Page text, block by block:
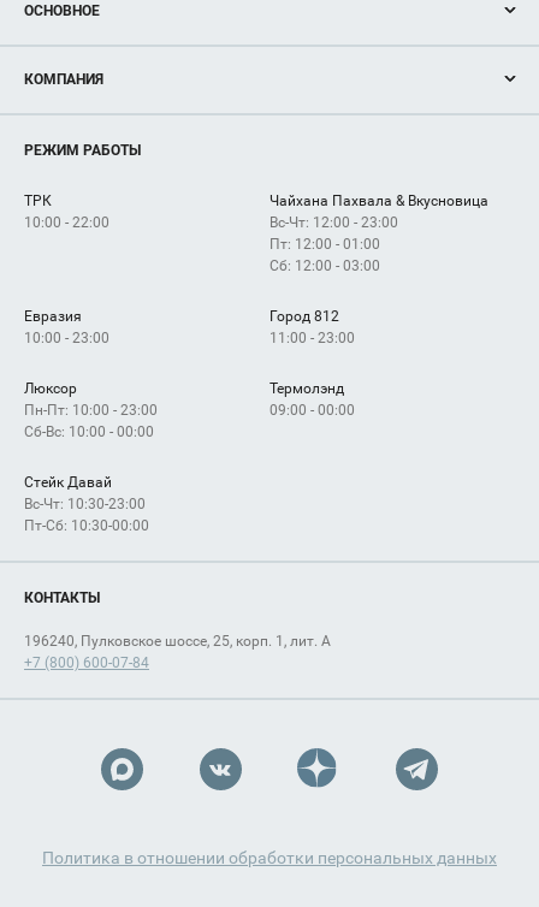
ОСНОВНОЕ
Новости
Магазины
Услуги
КОМПАНИЯ
Рекламодателям
Как добраться
РЕЖИМ РАБОТЫ
ТРК
10:00 - 22:00
Чайхана Пахвала & Вкусновица
Вс-Чт: 12:00 - 23:00
Пт: 12:00 - 01:00
Сб: 12:00 - 03:00
Евразия
10:00 - 23:00
Город 812
11:00 - 23:00
Люксор
Пн-Пт: 10:00 - 23:00
Сб-Вс: 10:00 - 00:00
Термолэнд
09:00 - 00:00
Стейк Давай
Вс-Чт: 10:30-23:00
Пт-Сб: 10:30-00:00
КОНТАКТЫ
196240, Пулковское шоссе, 25, корп. 1, лит. А
+7 (800) 600-07-84
Политика в отношении обработки персональных данных